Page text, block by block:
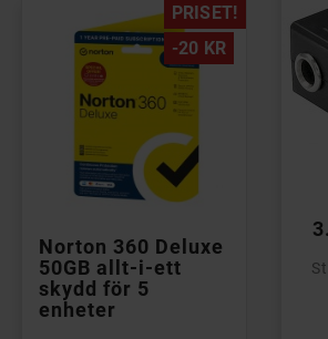
PRISET!
-20 KR
Norton 360 Deluxe
50GB allt-i-ett
skydd för 5
enheter